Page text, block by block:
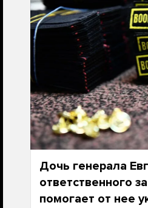
Дочь генерала
ответственного
помогает от нее